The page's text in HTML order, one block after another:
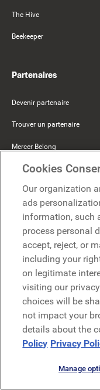
The Hive
Beekeeper
Partenaires
Devenir partenaire
Trouver un partenaire
Mercer Belong
Google
Microsoft
Demander une démo
Demander une
Contact
Contact
Cookies
Our organization
ads
information, such
process personal
accept, reject, or
including your
on legitimate
visiting our
choices will be
not impact your
details about the
Policy Privacy
Manage